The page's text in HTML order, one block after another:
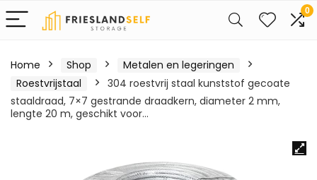
0
Home Shop
Metalen en legeringen
Roestvrijstaal
304 roestvrij staal kunststof gecoate
staaldraad, 7×7 gestrande draadkern, diameter 2 mm,
lengte 20 m, geschikt voor…